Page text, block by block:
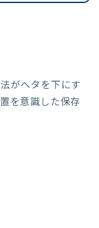
がヘタを下にす
を意識した保存